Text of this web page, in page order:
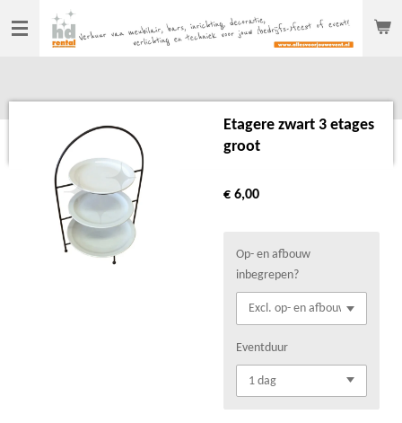
Ga
direct
hoofdinhoud
Etagere zwart 3 etages
groot
€ 6,00
Op- en afbouw
inbegrepen?
Eventduur